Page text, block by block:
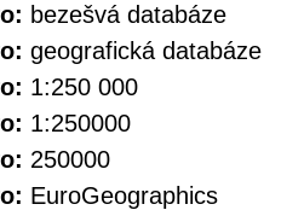
bezešvá databáze
geografická databáze
1:250 000
1:250000
250000
EuroGeographics